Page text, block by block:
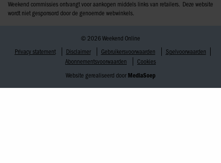
Weekend commissies ontvangt voor aankopen middels links van retailers. Deze website
wordt niet gesponsord door de genoemde webwinkels.
© 2026 Weekend Online
Privacy statement
Disclaimer Gebruikersvoorwaarden
Spelvoorwaarden
Abonnementsvoorwaarden
Cookies
Website gerealiseerd door MediaSoep